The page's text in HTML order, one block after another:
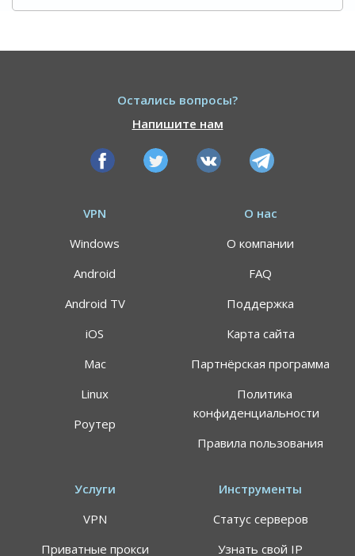
Остались вопросы?
Напишите нам
VPN
Windows
Android
Android TV
iOS
Mac
Linux
Роутер
О нас
О компании
FAQ
Поддержка
Карта сайта
Партнёрская программа
Политика
конфиденциальности
Правила пользования
Услуги
VPN
Приватные прокси
Инструменты
Статус серверов
Узнать свой IP